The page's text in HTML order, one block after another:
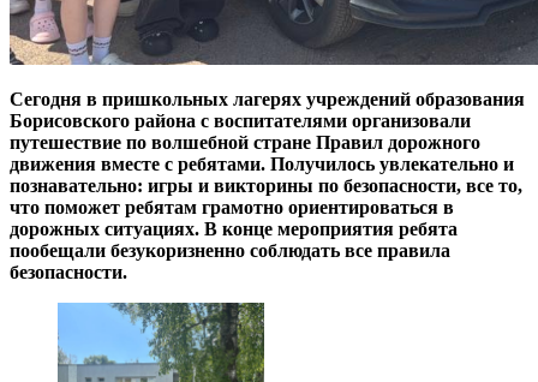
Сегодня в пришкольных лагерях учреждений образования
Борисовского района с воспитателями организовали
путешествие по волшебной стране Правил дорожного
движения вместе с ребятами. Получилось увлекательно и
познавательно: игры и викторины по безопасности, все то,
что поможет ребятам грамотно ориентироваться в
дорожных ситуациях. В конце мероприятия ребята
пообещали безукоризненно соблюдать все правила
безопасности.